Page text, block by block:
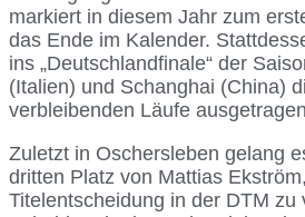
markiert in diesem Jahr zum
das Ende im Kalender.
ins „Deutschlandfinale“ der
(Italien) und Schanghai (China)
verbleibenden Läufe
Zuletzt in Oschersleben gelang
dritten Platz von Mattias
Titelentscheidung in der DTM zu